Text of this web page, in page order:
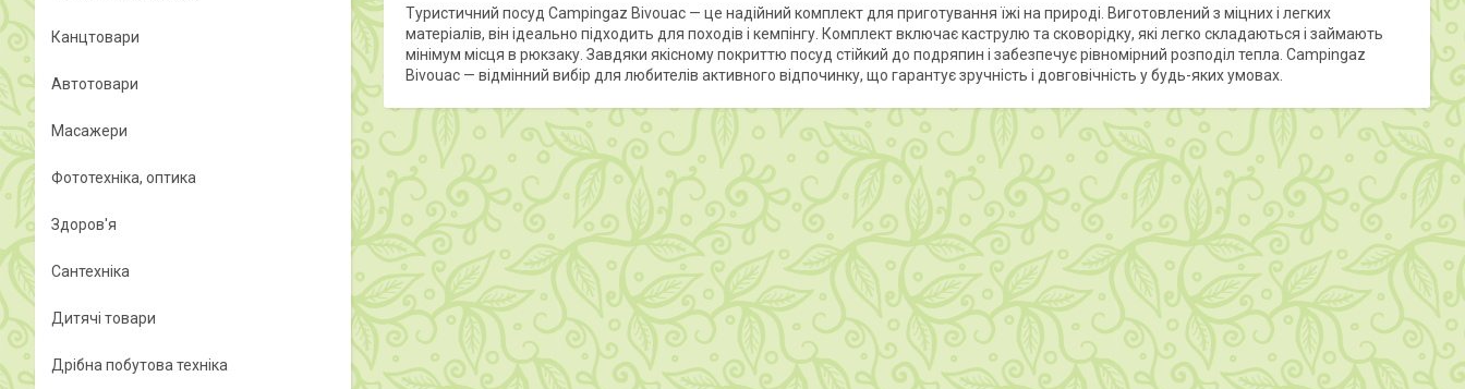
Туристичний посуд Campingaz Bivouac — це надійний комплект для приготування їжі на природі. Виготовлений з міцних і легких
матеріалів, він ідеально підходить для походів і кемпінгу. Комплект включає каструлю та сковорідку, які легко складаються і займають
мінімум місця в рюкзаку. Завдяки якісному покриттю посуд стійкий до подряпин і забезпечує рівномірний розподіл тепла. Campingaz
Bivouac — відмінний вибір для любителів активного відпочинку, що гарантує зручність і довговічність у будь-яких умовах.
Канцтовари
Автотовари
Масажери
Фототехніка, оптика
Здоров'я
Сантехніка
Дитячі товари
Дрібна побутова техніка